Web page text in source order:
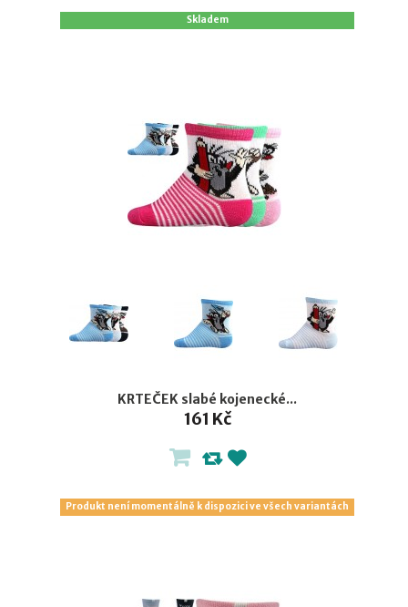
Skladem
KRTEČEK slabé kojenecké...
161 Kč
Produkt není momentálně k dispozici ve všech variantách